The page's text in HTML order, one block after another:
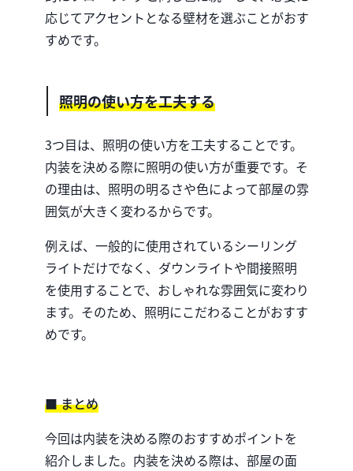
応じてアクセントとなる壁材を選ぶことがおす
すめです。
照明の使い方を工夫する
3つ目は、照明の使い方を工夫することです。
内装を決める際に照明の使い方が重要です。そ
の理由は、照明の明るさや色によって部屋の雰
囲気が大きく変わるからです。
例えば、一般的に使用されているシーリング
ライトだけでなく、ダウンライトや間接照明
を使用することで、おしゃれな雰囲気に変わり
ます。そのため、照明にこだわることがおすす
めです。
■ まとめ
今回は内装を決める際のおすすめポイントを
紹介しました。内装を決める際は、部屋の面